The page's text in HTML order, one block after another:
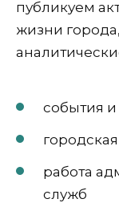
публикуем
жизни
события
работа
служб